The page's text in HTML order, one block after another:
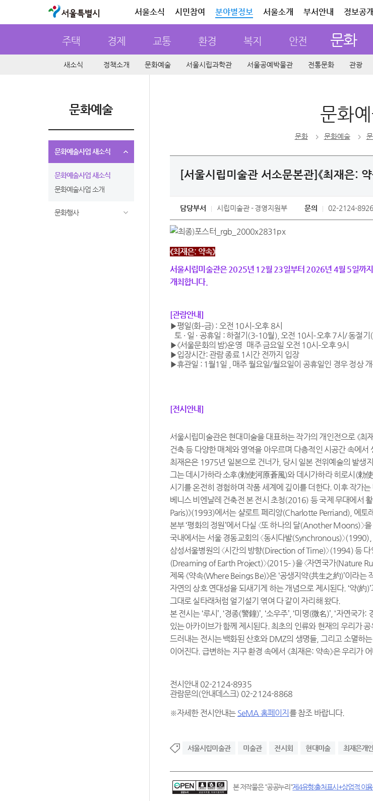
서울특별시 서울소식 시민참여 분야별정보 서울소개 부서안내 정보공개
주택 경제 교통 환경 복지 안전 문화
새소식 정책소개 문화예술 서울시립과학관 서울공예박물관 전통문화 관광
문화예술
문화예술사업 새소식
문화예술사업 새소식
문화예술사업 소개
문화행사
문화
문화 문화예술
[서울시립미술관 서소문본관]《최재은: 약
담당부서 시립미술관 경영지원부 문의 02-2124-8926
《최재은: 약속》
서울시립미술관은 2025년 12월 23일부터 2026년 4월 5일까지
개최합니다.
[관람안내]
▶평일(화–금) : 오전 10시–오후 8시
토 · 일 · 공휴일 : 하절기(3–10월), 오전 10시–오후 7시/동절기
▶《서울문화의 밤》운영 매주 금요일 오전 10시–오후 9시
▶입장시간: 관람 종료 1시간 전까지 입장
▶휴관일 : 1월1일 , 매주 월요일/월요일이 공휴일인 경우 정상
[전시안내]
서울시립미술관은 현대미술을 대표하는 작가의 개인전으로 《
건축 등 다양한 매체와 영역을 아우르며 다층적인 시공간 속에
최재은은 1975년 일본으로 건너가, 당시 일본 전위예술의 발생
그는 데시가하라 소후(勅使河原蒼風)와 데시가하라 히로시(勅
시기를 온전히 경험하며 작품 세계에 깊이를 더한다. 이후 작가
베니스 비엔날레 건축전 본 전시 초청(2016) 등 국제 무대에서
Paris)》(1993)에서는 샬로트 페리앙(Charlotte Perriand), 에
본부 ‘평화의 정원’에서 다실 〈또 하나의 달(Another Moons)〉
국내에서는 서울 경동교회의 〈동시다발(Synchronous)〉
삼성서울병원의 〈시간의 방향(Direction of Time)〉(1994) 등
(Dreaming of Earth Project)〉(2015– )을 〈자연국가(Nature
제목 《약속(Where Beings Be)》은 ‘공생지약(共生之約)’이라
자연의 상호 연대성을 되새기게 하는 개념으로 제시된다. ‘약(約
그대로 실타래처럼 얼기설기 엮여 다 같이 자리해 왔다.
본 전시는 ‘루시’, ‘경종(警鐘)’, ‘소우주’, ‘미명(微名)’, ‘자연국
있는 아카이브가 함께 제시된다. 최초의 인류와 현재의 우리가
드러내는 전시는 백화된 산호와 DMZ의 생명들, 그리고 소멸하
이어진다. 급변하는 지구 환경 속에서 《최재은: 약속》은 우리가
전시안내 02-2124-8935
관람문의(안내데스크) 02-2124-8868
※자세한 전시안내는 SeMA 홈페이지 를 참조 바랍니다.
서울시립미술관 미술관 전시회 현대미술 최재은개
본 저작물은 "공공누리"제4유형:출처표시+상업적 이